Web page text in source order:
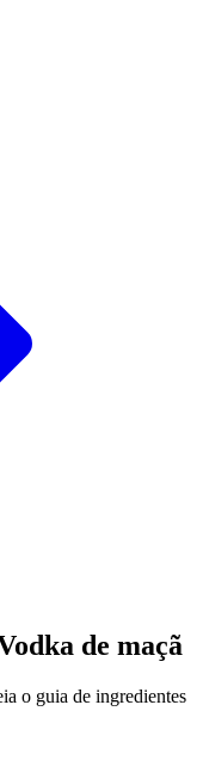
de maçã
o guia de ingredientes